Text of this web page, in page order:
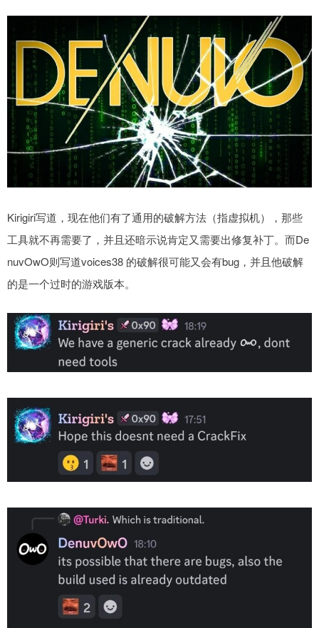
Kirigiri写道，现在他们有了通用的破解方法（指虚拟机），那些
工具就不再需要了，并且还暗示说肯定又需要出修复补丁。而De
nuvOwO则写道voices38 的破解很可能又会有bug，并且他破解
的是一个过时的游戏版本。